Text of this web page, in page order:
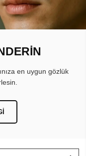
en uygun gözlük